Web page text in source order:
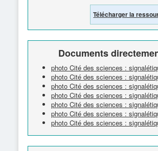
Télécharger la
Documents
photo Cité des sciences :
photo Cité des sciences :
photo Cité des sciences :
photo Cité des sciences :
photo Cité des sciences :
photo Cité des sciences :
photo Cité des sciences :